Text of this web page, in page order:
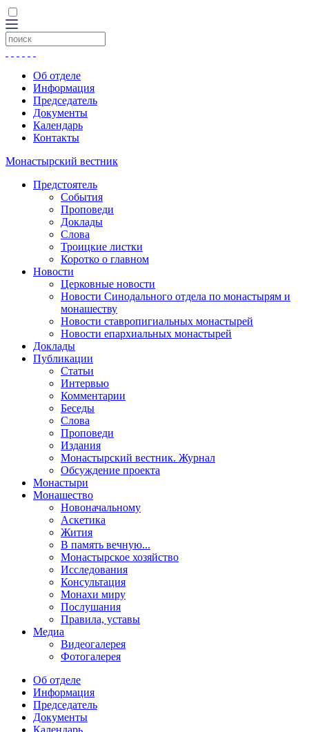
Об отделе
Информация
Председатель
Документы
Календарь
Контакты
Монастырский вестник
Предстоятель
События
Проповеди
Доклады
Слова
Троицкие листки
Коротко о главном
Новости
Церковные новости
Новости Синодального отдела по монастырям и
монашеству
Новости ставропигиальных монастырей
Новости епархиальных монастырей
Доклады
Публикации
Статьи
Интервью
Комментарии
Беседы
Слова
Проповеди
Издания
Монастырский вестник. Журнал
Обсуждение проекта
Монастыри
Монашество
Новоначальному
Аскетика
Жития
В память вечную...
Монастырское хозяйство
Исследования
Консультация
Монахи миру
Послушания
Правила, уставы
Медиа
Видеогалерея
Фотогалерея
Об отделе
Информация
Председатель
Документы
Календарь